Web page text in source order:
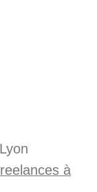
à